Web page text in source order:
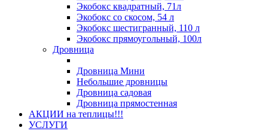
Экобокс квадратный, 71л
Экобокс со скосом, 54 л
Экобокс шестигранный, 110 л
Экобокс прямоугольный, 100л
Дровница
Дровница Мини
Небольшие дровницы
Дровница садовая
Дровница прямостенная
АКЦИИ на теплицы!!!
УСЛУГИ